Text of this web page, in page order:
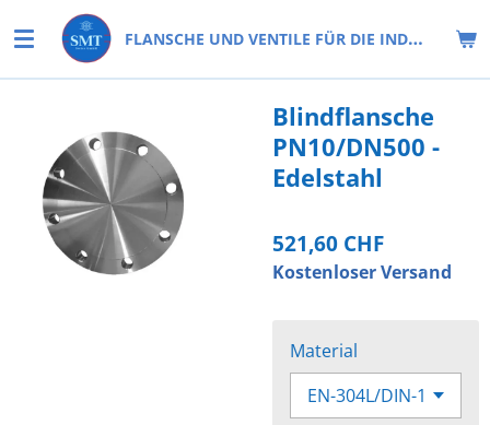
Hauptinhalt
springen
FLANSCHE UND VENTILE FÜR DIE INDUSTRIE
Blindflansche
PN10/DN500 -
Edelstahl
521,60 CHF
Kostenloser Versand
Material